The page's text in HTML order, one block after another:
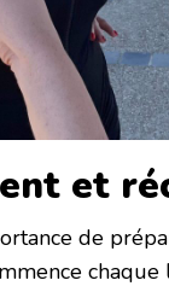
et
de